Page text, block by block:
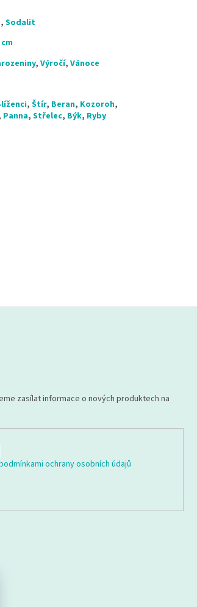
,Sodalit
cm
,Výročí,Vánoce
,Štír, Beran, Kozoroh,
Panna,Střelec, Býk, Ryby
zasílat informace o nových produktech na
ochrany osobních údajů